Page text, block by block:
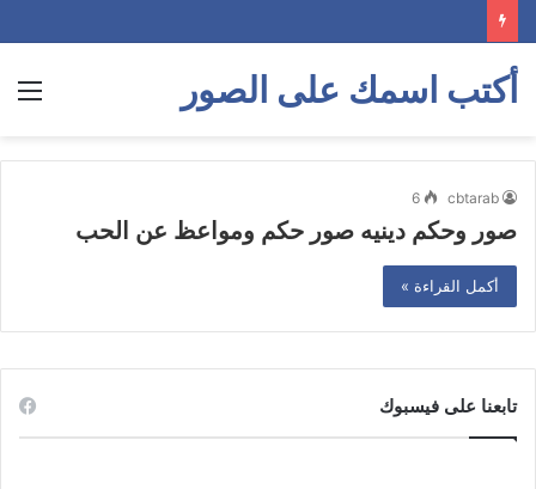
أكتب اسمك على الصور
cbtarab
6
صور وحكم دينيه صور حكم ومواعظ عن الحب
أكمل القراءة »
تابعنا على فيسبوك